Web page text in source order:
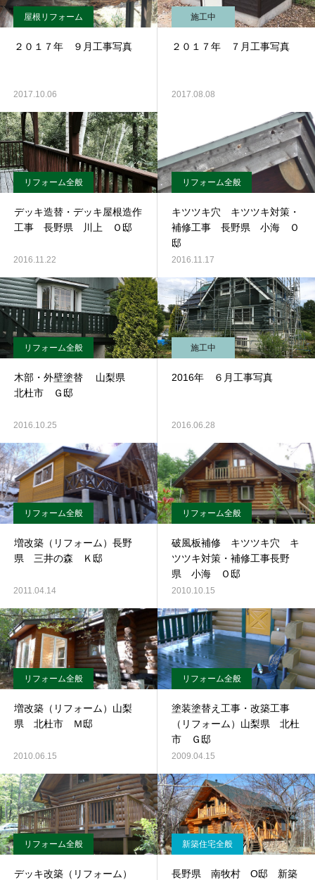
屋根リフォーム
２０１７年 ９月工事写真
2017.10.06
施工中
２０１７年 ７月工事写真
2017.08.08
リフォーム全般
デッキ造替・デッキ屋根造作
工事 長野県 川上 Ｏ邸
2016.11.22
リフォーム全般
キツツキ穴 キツツキ対策・
補修工事 長野県 小海 Ｏ
邸
2016.11.17
リフォーム全般
木部・外壁塗替 山梨県
北杜市 Ｇ邸
2016.10.25
施工中
2016年 ６月工事写真
2016.06.28
リフォーム全般
増改築（リフォーム）長野
県 三井の森 Ｋ邸
2011.04.14
リフォーム全般
破風板補修 キツツキ穴 キ
ツツキ対策・補修工事長野
県 小海 Ｏ邸
2010.10.15
リフォーム全般
増改築（リフォーム）山梨
県 北杜市 Ｍ邸
2010.06.15
リフォーム全般
塗装塗替え工事・改築工事
（リフォーム）山梨県 北杜
市 Ｇ邸
2009.04.15
リフォーム全般
デッキ改築（リフォーム）
新築住宅全般
長野県 南牧村 O邸 新築